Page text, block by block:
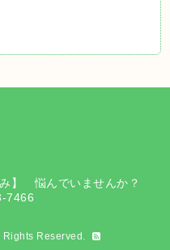
み】 悩んでいませんか？
7466
Rights Reserved.